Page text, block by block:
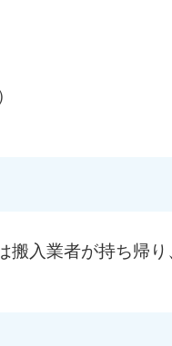
搬入業者が持ち帰